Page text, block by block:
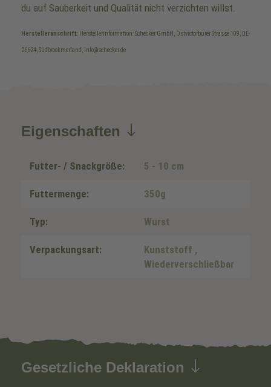
du auf Sauberkeit und Qualität nicht verzichten willst.
Herstelleranschrift: Herstellerinformation: Schecker GmbH, Ostvictorburer Strasse 109, DE-
26624, Südbrookmerland, info@schecker.de
Eigenschaften
Futter- / Snackgröße: 5 - 10 cm
Futtermenge: 350g
Typ: Wurst
Verpackungsart: Kunststoff ,
Wiederverschließbar
Gesetzliche Deklaration